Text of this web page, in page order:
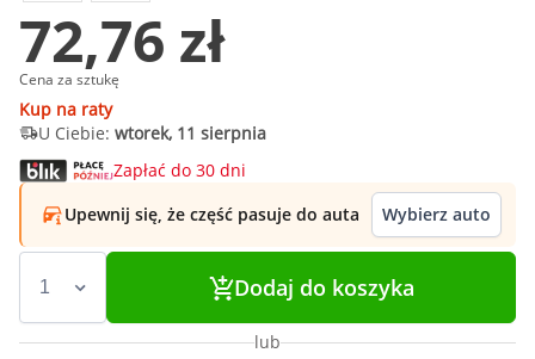
72,76 zł
Cena za sztukę
Kup na raty
U Ciebie: wtorek, 11 sierpnia
Zapłać do 30 dni
Upewnij się, że część pasuje do auta
Wybierz auto
Dodaj do koszyka
lub